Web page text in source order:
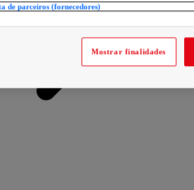
de parceiros (fornecedores)
Mostrar finalidades